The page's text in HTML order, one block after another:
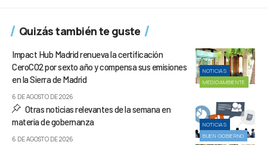
Quizás también te guste
NOTICIAS
MEDIOAMBIENTE
Impact Hub Madrid renueva la certificación
CeroCO2 por sexto año y compensa sus emisiones
en la Sierra de Madrid
6 DE AGOSTO DE 2026
NOTICIAS
BUEN GOBIERNO
Otras noticias relevantes de la semana en
materia de gobernanza
6 DE AGOSTO DE 2026